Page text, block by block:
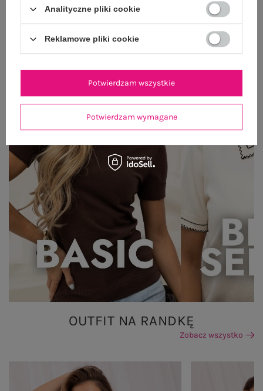
OUTFIT NA RANDKĘ
Zobacz wszystko
Analityczne pliki cookie
Reklamowe pliki cookie
Potwierdzam wymagane
Potwierdzam wszystkie